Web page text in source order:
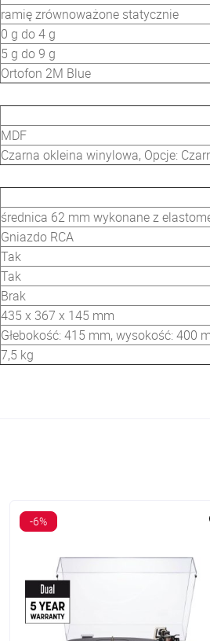
ramię zrównoważone statycznie
0 g do 4 g
5 g do 9 g
Ortofon 2M Blue
MDF
Czarna okleina winylowa, Opcje:
średnica 62 mm wykonane z
Gniazdo RCA
Tak
Tak
Brak
435 x 367 x 145 mm
Głebokość: 415 mm, wysokość: 400
7,5 kg
-6%